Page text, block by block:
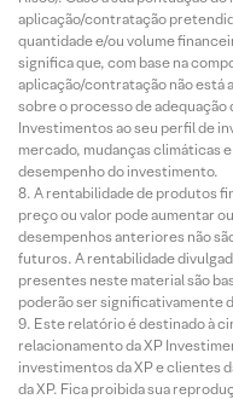
aplicação/contratação
quantidade e/ou volume
significa que, com base na
aplicação/contratação não está
sobre o processo de
Investimentos ao seu perfil de
mercado, mudanças climáticas
desempenho do investimento.
A rentabilidade de produtos
preço ou valor pode aumentar
desempenhos anteriores não
futuros. A rentabilidade
presentes neste material são
poderão ser significativamente
Este relatório é destinado à
relacionamento da XP
investimentos da XP e clientes
da XP. Fica proibida sua